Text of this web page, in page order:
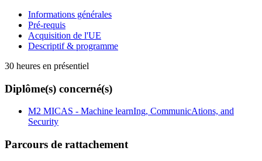
Informations générales
Pré-requis
Acquisition de l'UE
Descriptif & programme
30 heures en présentiel
Diplôme(s) concerné(s)
M2 MICAS - Machine learnIng, CommunicAtions, and
Security
Parcours de rattachement